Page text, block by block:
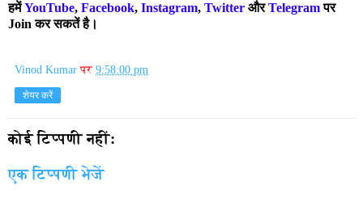
हमेंYouTube, Facebook, Instagram, Twitter औरTelegramपर
Join कर सकतें है।
Vinod Kumar पर9:58:00 pm
शेयर करें
कोई टिप्पणी नहीं:
एक टिप्पणी भेजें